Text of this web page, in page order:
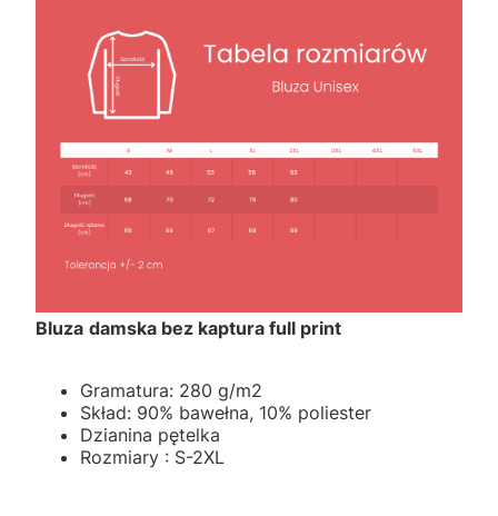
Bluza damska bez kaptura full print
Gramatura: 280 g/m2
Skład: 90% bawełna, 10% poliester
Dzianina pętelka
Rozmiary : S-2XL